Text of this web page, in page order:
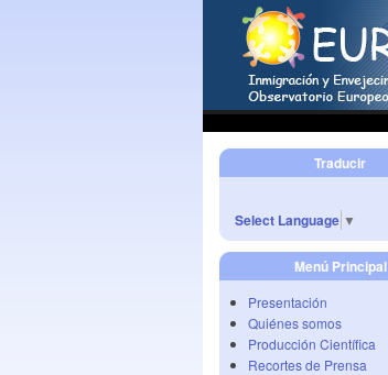
Traducir
Select Language ▼
Menú Principal
Presentación
Quiénes somos
Producción Científica
Recortes de Prensa